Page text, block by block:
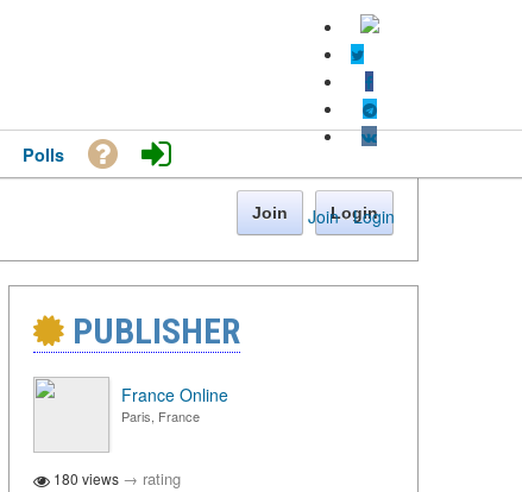
Join · Login
Polls
Join Login
PUBLISHER
France Online
Paris, France
180 views → rating